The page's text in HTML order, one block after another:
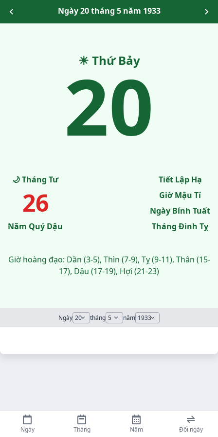
Ngày 20 tháng 5 năm 1933
☀ Thứ Bảy
20
🌙 Tháng Tư
26
Năm Quý Dậu
Tiết Lập Hạ
Giờ Mậu Tí
Ngày Bính Tuất
Tháng Đinh Tỵ
Giờ hoàng đạo: Dần (3-5), Thìn (7-9), Tỵ (9-11), Thân (15-
17), Dậu (17-19), Hợi (21-23)
Ngày tháng năm
Ngày Tháng Năm Đổi ngày